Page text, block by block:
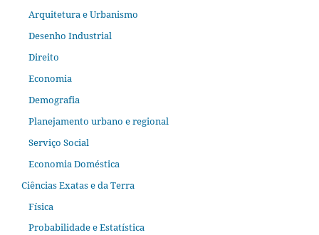
Arquitetura e Urbanismo
Desenho Industrial
Direito
Economia
Demografia
Planejamento urbano e regional
Serviço Social
Economia Doméstica
Ciências Exatas e da Terra
Física
Probabilidade e Estatística